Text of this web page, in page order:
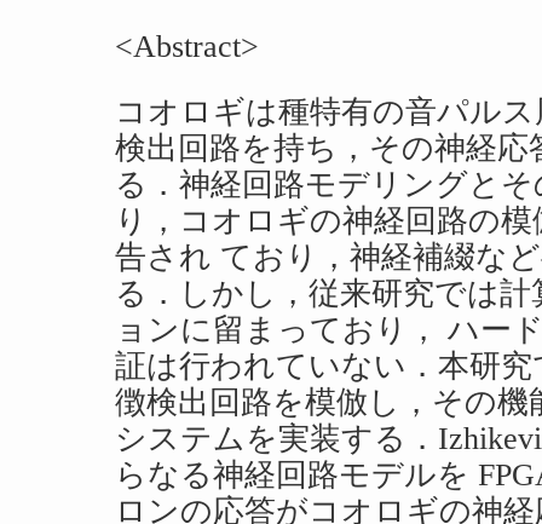
<Abstract>
コオロギは種特有の音パル
検出回路を持ち，その神経
る．神経回路モデリングと
り，コオロギの神経回路の
告され ており，神経補綴な
る．しかし，従来研究では
ョンに留まっており， ハー
証は行われていない．本研
徴検出回路を模倣し，その機
システムを実装する．
らなる神経回路モデルを
ロンの応答がコオロギの神